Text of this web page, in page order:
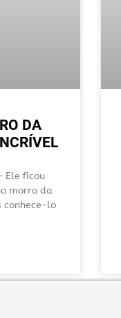
DA
Ele ficou
morro da
conhece-lo